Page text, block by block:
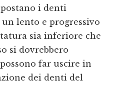
i denti
lento e progressivo
sia inferiore che
si dovrebbero
far uscire in
dei denti del